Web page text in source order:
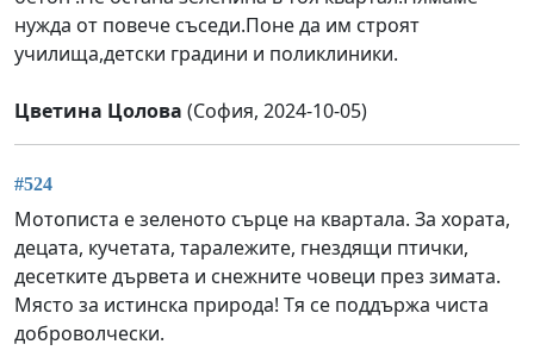
нужда от повече съседи.Поне да им строят
училища,детски градини и поликлиники.
Цветина Цолова (София, 2024-10-05)
#524
Мотописта е зеленото сърце на квартала. За хората,
децата, кучетата, таралежите, гнездящи птички,
десетките дървета и снежните човеци през зимата.
Място за истинска природа! Тя се поддържа чиста
доброволчески.